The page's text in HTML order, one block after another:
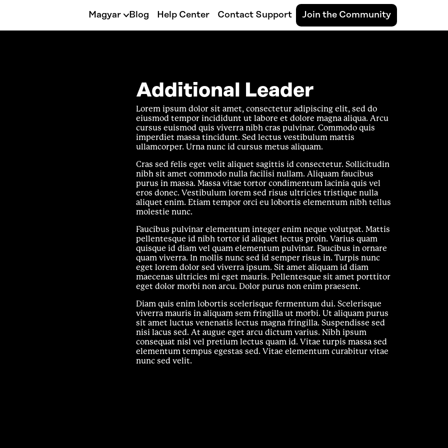
Magyar Blog Help Center Contact Support Join the Community
Additional Leader
Lorem ipsum dolor sit amet, consectetur adipiscing elit, sed do
eiusmod tempor incididunt ut labore et dolore magna aliqua. Arcu
cursus euismod quis viverra nibh cras pulvinar. Commodo quis
imperdiet massa tincidunt. Sed lectus vestibulum mattis
ullamcorper. Urna nunc id cursus metus aliquam.
Cras sed felis eget velit aliquet sagittis id consectetur. Sollicitudin
nibh sit amet commodo nulla facilisi nullam. Aliquam faucibus
purus in massa. Massa vitae tortor condimentum lacinia quis vel
eros donec. Vestibulum lorem sed risus ultricies tristique nulla
aliquet enim. Etiam tempor orci eu lobortis elementum nibh tellus
molestie nunc.
Faucibus pulvinar elementum integer enim neque volutpat. Mattis
pellentesque id nibh tortor id aliquet lectus proin. Varius quam
quisque id diam vel quam elementum pulvinar. Faucibus in ornare
quam viverra. In mollis nunc sed id semper risus in. Turpis nunc
eget lorem dolor sed viverra ipsum. Sit amet aliquam id diam
maecenas ultricies mi eget mauris. Pellentesque sit amet porttitor
eget dolor morbi non arcu. Dolor purus non enim praesent.
Diam quis enim lobortis scelerisque fermentum dui. Scelerisque
viverra mauris in aliquam sem fringilla ut morbi. Ut aliquam purus
sit amet luctus venenatis lectus magna fringilla. Suspendisse sed
nisi lacus sed. At augue eget arcu dictum varius. Nibh ipsum
consequat nisl vel pretium lectus quam id. Vitae turpis massa sed
elementum tempus egestas sed. Vitae elementum curabitur vitae
nunc sed velit.